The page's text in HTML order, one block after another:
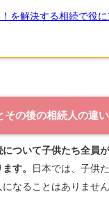
を解決する相続で役
の後の相続人の違
ついて子供たち全員
す。
日本では、子供
なることはありません